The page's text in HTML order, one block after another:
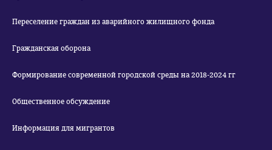
Переселение граждан из аварийного жилищного фонда
Гражданская оборона
Формирование современной городской среды на 2018-2024 гг
Общественное обсуждение
Информация для мигрантов